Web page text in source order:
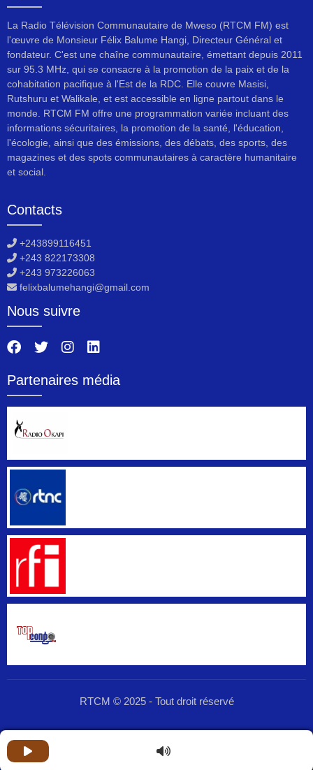
La Radio Télévision Communautaire de Mweso (RTCM FM) est
l'œuvre de Monsieur Félix Balume Hangi, Directeur Général et
fondateur. C'est une chaîne communautaire, émettant depuis 2011
sur 95.3 MHz, qui se consacre à la promotion de la paix et de la
cohabitation pacifique à l'Est de la RDC. Elle couvre Masisi,
Rutshuru et Walikale, et est accessible en ligne partout dans le
monde. RTCM FM offre une programmation variée incluant des
informations sécuritaires, la promotion de la santé, l'éducation,
l'écologie, ainsi que des émissions, des débats, des sports, des
magazines et des spots communautaires à caractère humanitaire
et social.
Contacts
+243899116451
+243 822173308
+243 973226063
felixbalumehangi@gmail.com
Nous suivre
Partenaires média
RTCM © 2025 - Tout droit réservé